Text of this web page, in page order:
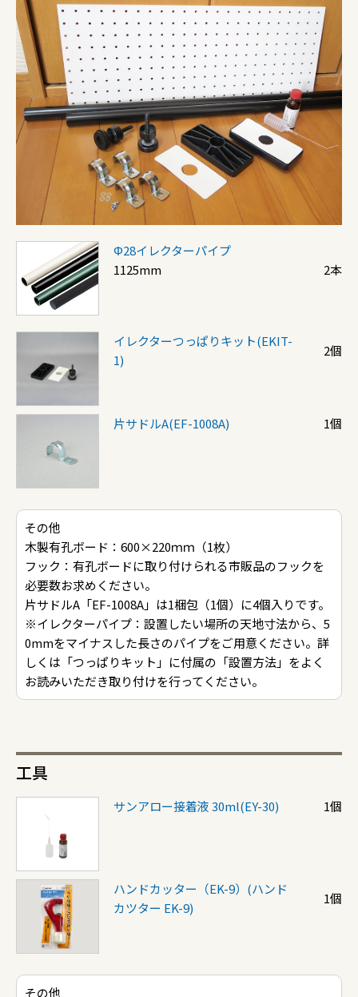
Φ28イレクターパイプ
1125mm
2本
イレクターつっぱりキット(EKIT-
1)
2個
片サドルA(EF-1008A) 1個
その他
木製有孔ボード：600×220ｍｍ（1枚）
フック：有孔ボードに取り付けられる市販品のフックを
必要数お求めください。
片サドルA「EF-1008A」は1梱包（1個）に4個入りです。
※イレクターパイプ：設置したい場所の天地寸法から、5
0mmをマイナスした長さのパイプをご用意ください。詳
しくは「つっぱりキット」に付属の「設置方法」をよく
お読みいただき取り付けを行ってください。
工具
サンアロー接着液 30ml(EY-30) 1個
ハンドカッター（EK-9）(ハンド
カツター EK-9)
1個
その他